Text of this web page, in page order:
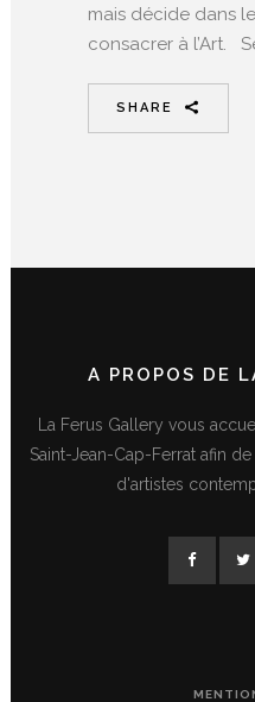
mais décide dans
consacrer à l’Art.
SHARE
A PROPOS DE
La Ferus Gallery vous
Saint-Jean-Cap-Ferrat afin
d'artistes